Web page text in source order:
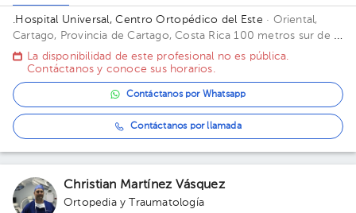
.Hospital Universal, Centro Ortopédico del Este · Oriental,
Cartago, Provincia de Cartago, Costa Rica100 metros sur de la
entrada de Emergencias de Hospital Max Peralta; 100 metros
sur de la entrada de Emergencias de Hospital Max Peralta
La disponibilidad de este profesional no es pública.
Contáctanos y conoce sus horarios.
Contáctanos por Whatsapp
Contáctanos por llamada
Christian Martínez Vásquez
Ortopedia y Traumatología